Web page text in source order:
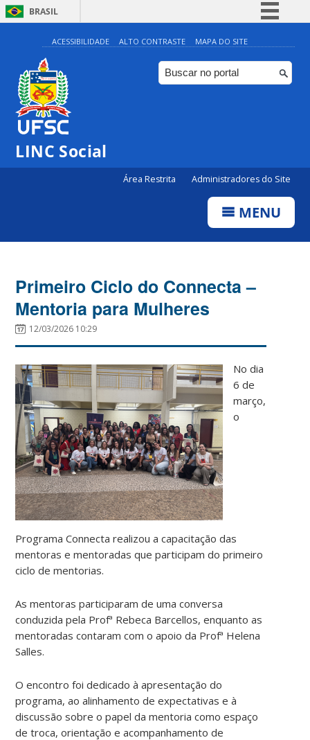
BRASIL
Simplifique!
Comunica BR
Participe
ACESSIBILIDADE ALTO CONTRASTE MAPA DO SITE
LINC Social
Área Restrita Administradores do Site
MENU
Primeiro Ciclo do Connecta –
Mentoria para Mulheres
12/03/2026 10:29
No dia
6 de
março,
o
Programa Connecta realizou a capacitação das
mentoras e mentoradas que participam do primeiro
ciclo de mentorias.
As mentoras participaram de uma conversa
conduzida pela Profª Rebeca Barcellos, enquanto as
mentoradas contaram com o apoio da Profª Helena
Salles.
O encontro foi dedicado à apresentação do
programa, ao alinhamento de expectativas e à
discussão sobre o papel da mentoria como espaço
de troca, orientação e acompanhamento de